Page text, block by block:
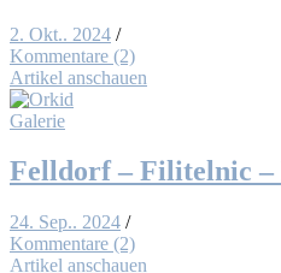
2. Okt.. 2024 /
Kommentare (2)
Artikel anschauen
Galerie
Fell­dorf – Fi­li­tel­nic –
24. Sep.. 2024 /
Kommentare (2)
Artikel anschauen